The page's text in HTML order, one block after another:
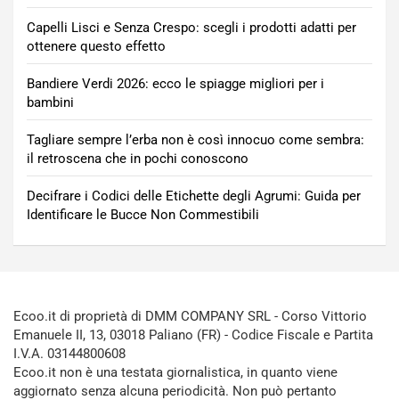
Capelli Lisci e Senza Crespo: scegli i prodotti adatti per
ottenere questo effetto
Bandiere Verdi 2026: ecco le spiagge migliori per i
bambini
Tagliare sempre l’erba non è così innocuo come sembra:
il retroscena che in pochi conoscono
Decifrare i Codici delle Etichette degli Agrumi: Guida per
Identificare le Bucce Non Commestibili
Ecoo.it di proprietà di DMM COMPANY SRL - Corso Vittorio
Emanuele II, 13, 03018 Paliano (FR) - Codice Fiscale e Partita
I.V.A. 03144800608
Ecoo.it non è una testata giornalistica, in quanto viene
aggiornato senza alcuna periodicità. Non può pertanto